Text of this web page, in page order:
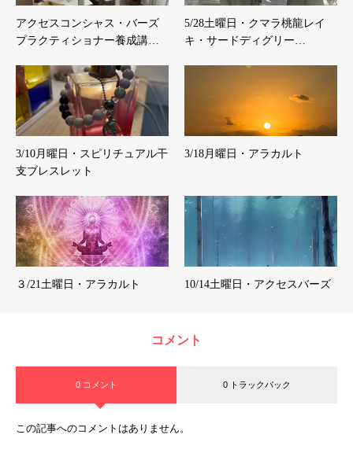
アクセスコンシャス・バーズ
プラクティショナー養成講…
5/28土曜日・クマラ桃龍レイ
キ・サードディグリー…
3/10月曜日・スピリチュアル干
支ブレスレット
3/18月曜日・アラカルト
３/21土曜日・アラカルト 10/14土曜日・アクセスバーズ
コメント
0 コメント 0 トラックバック
この記事へのコメントはありません。